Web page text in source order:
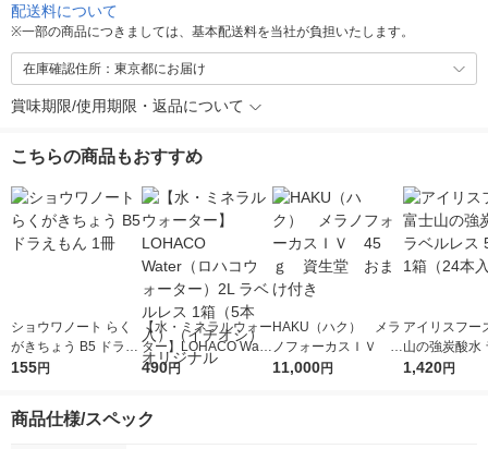
配送料について
※一部の商品につきましては、基本配送料を当社が負担いたします。
在庫確認住所：東京都にお届け
賞味期限/使用期限・返品について
こちらの商品もおすすめ
ショウワノート らく
がきちょう B5 ドラえ
もん 1冊
155円
【水・ミネラルウォー
ター】LOHACO Wate
r（ロハコウォータ
シ） オリジナル
490円
HAKU（ハク） メラ
ノフォーカスＩＶ 4
5ｇ 資生堂 おまけ
11,000円
アイリスフー
山の強炭酸水
レス 500ml 1
1,420円
商品仕様/スペック